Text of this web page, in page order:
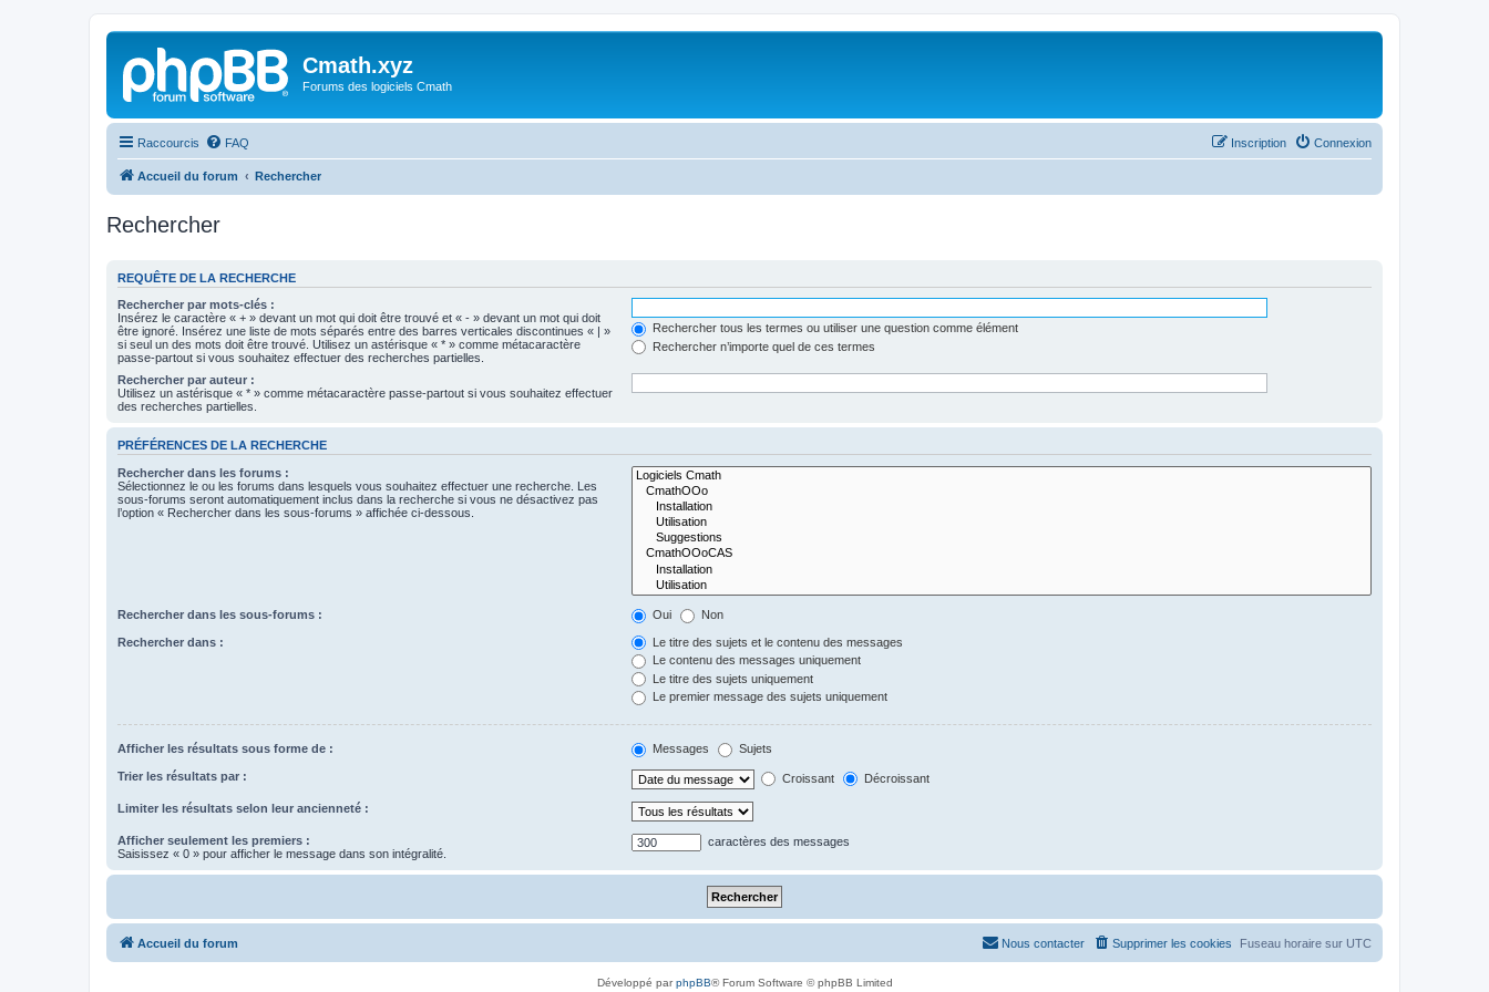
Cmath.xyz
Forums des logiciels Cmath
Raccourcis FAQ Connexion
Inscription
Accueil du forum Rechercher
Rechercher
REQUÊTE DE LA RECHERCHE
Rechercher par mots-clés :
Insérez le caractère « + » devant un mot qui doit être trouvé et « - » devant un mot qui doit
être ignoré. Insérez une liste de mots séparés entre des barres verticales discontinues « | »
si seul un des mots doit être trouvé. Utilisez un astérisque « * » comme métacaractère
passe-partout si vous souhaitez effectuer des recherches partielles.
Rechercher tous les termes ou utiliser une question comme élément
Rechercher n’importe quel de ces termes
Rechercher par auteur :
Utilisez un astérisque « * » comme métacaractère passe-partout si vous souhaitez effectuer
des recherches partielles.
PRÉFÉRENCES DE LA RECHERCHE
Rechercher dans les forums :
Sélectionnez le ou les forums dans lesquels vous souhaitez effectuer une recherche. Les
sous-forums seront automatiquement inclus dans la recherche si vous ne désactivez pas
l’option « Rechercher dans les sous-forums » affichée ci-dessous.
Rechercher dans les sous-forums : Oui Non
Rechercher dans :
Le titre des sujets et le contenu des messages
Le contenu des messages uniquement
Le titre des sujets uniquement
Le premier message des sujets uniquement
Afficher les résultats sous forme de : Messages Sujets
Trier les résultats par : Croissant Décroissant
Limiter les résultats selon leur ancienneté :
Afficher seulement les premiers :
Saisissez « 0 » pour afficher le message dans son intégralité.
caractères des messages
Accueil du forum Fuseau horaire sur UTC
Supprimer les cookies
Nous contacter
Développé parphpBB® Forum Software © phpBB Limited